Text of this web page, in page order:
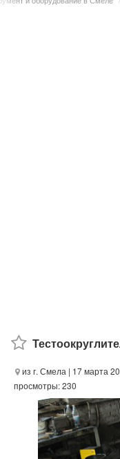
из г. Смела | 17 марта
просмотры: 230